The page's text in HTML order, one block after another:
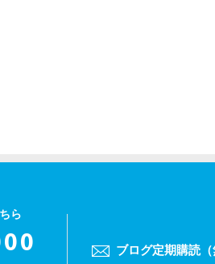
ら
ブログ定期購読